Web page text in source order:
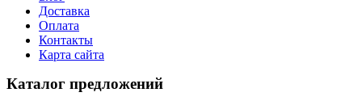
Доставка
Оплата
Контакты
Карта сайта
Каталог предложений